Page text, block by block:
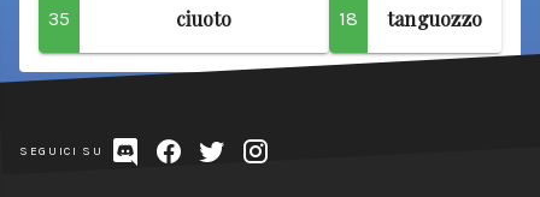
35 ciuoto 18 tanguozzo
SEGUICI SU